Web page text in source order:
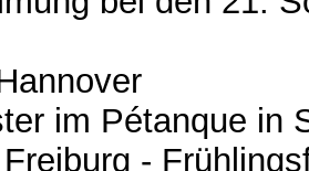
im Pétanque in
-